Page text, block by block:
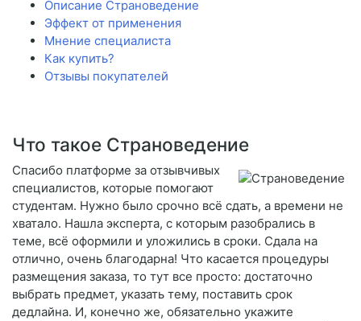
Описание Страноведение
Эффект от применения
Мнение специалиста
Как купить?
Отзывы покупателей
Что такое Страноведение
Спасибо платформе за отзывчивых
специалистов, которые помогают
студентам. Нужно было срочно всё сдать, а времени не
хватало. Нашла эксперта, с которым разобрались в
теме, всё оформили и уложились в сроки. Сдала на
отлично, очень благодарна! Что касается процедуры
размещения заказа, то тут все просто: достаточно
выбрать предмет, указать тему, поставить срок
дедлайна. И, конечно же, обязательно укажите